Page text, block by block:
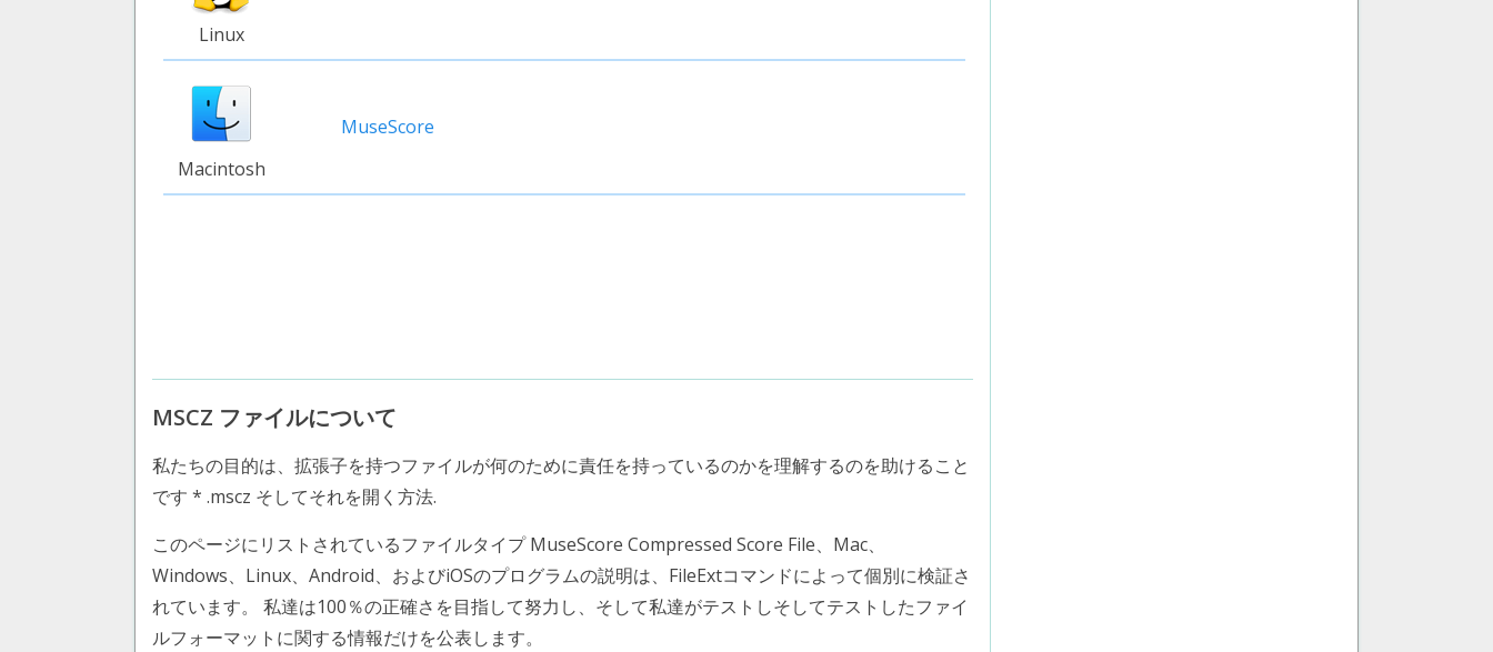
Linux
Macintosh
MuseScore
MSCZ ファイルについて
私たちの目的は、拡張子を持つファイルが何のために責任を持っているのかを理解するのを助けること
です * .mscz そしてそれを開く方法.
このページにリストされているファイルタイプ MuseScore Compressed Score File、Mac、
Windows、Linux、Android、およびiOSのプログラムの説明は、FileExtコマンドによって個別に検証さ
れています。 私達は100％の正確さを目指して努力し、そして私達がテストしそしてテストしたファイ
ルフォーマットに関する情報だけを公表します。